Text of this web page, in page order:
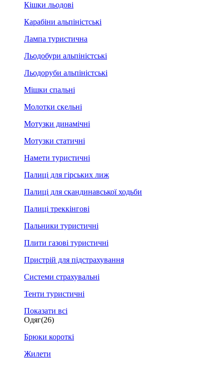
Кішки льодові
Карабіни альпіністські
Лампа туристична
Льодобури альпіністські
Льодоруби альпіністські
Мішки спальні
Молотки скельні
Мотузки динамічні
Мотузки статичні
Намети туристичні
Палиці для гірських лиж
Палиці для скандинавської ходьби
Палиці треккінгові
Пальники туристичні
Плити газові туристичні
Пристрій для підстрахування
Системи страхувальні
Тенти туристичні
Показати всі
Одяг(26)
Брюки короткі
Жилети